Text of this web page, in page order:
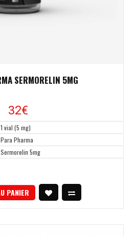
SERMORELIN 5MG
32€
1 vial (5 mg)
Para Pharma
Sermorelin 5mg
PANIER